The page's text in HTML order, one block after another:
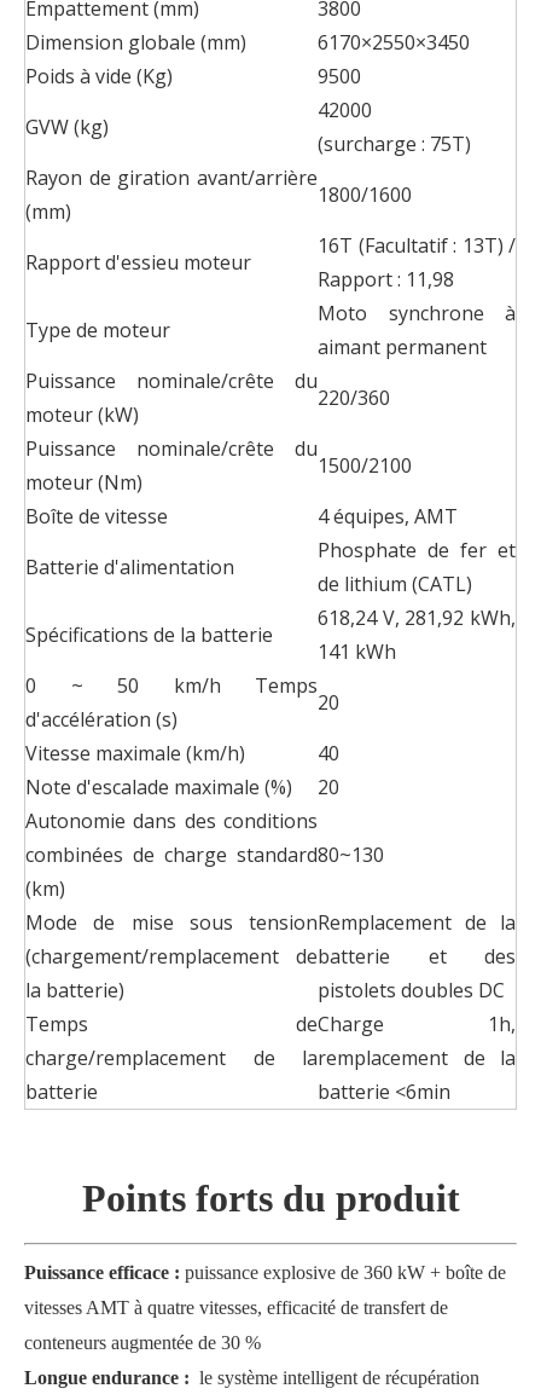
Empattement (mm)
3800
Dimension globale (mm)
6170×2550×3450
Poids à vide (Kg)
9500
GVW (kg)
42000
(surcharge : 75T)
Rayon de giration avant/arrière
(mm)
1800/1600
Rapport d'essieu moteur
16T (Facultatif : 13T) /
Rapport : 11,98
Type de moteur
Moto synchrone à
aimant permanent
Puissance nominale/crête du
moteur (kW)
220/360
Puissance nominale/crête du
moteur (Nm)
1500/2100
Boîte de vitesse
4 équipes, AMT
Batterie d'alimentation
Phosphate de fer et
de lithium (CATL)
Spécifications de la batterie
618,24 V, 281,92 kWh,
141 kWh
0 ~ 50 km/h Temps
d'accélération (s)
20
Vitesse maximale (km/h)
40
Note d'escalade maximale (%)
20
Autonomie dans des conditions
combinées de charge standard
(km)
80~130
Mode de mise sous tension
(chargement/remplacement de
la batterie)
Remplacement de la
batterie et des
pistolets doubles DC
Temps de
charge/remplacement de la
batterie
Charge 1h,
remplacement de la
batterie <6min
Points forts du produit
Puissance efficace : puissance explosive de 360 kW + boîte de
vitesses AMT à quatre vitesses, efficacité de transfert de
conteneurs augmentée de 30 %
Longue endurance : le système intelligent de récupération